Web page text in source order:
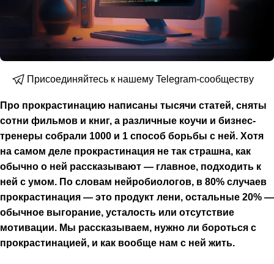
Присоединяйтесь к нашему Telegram-сообществу
Про прокрастинацию написаны тысячи статей, сняты
сотни фильмов и книг, а различные коучи и бизнес-
тренеры собрали 1000 и 1 способ борьбы с ней. Хотя
на самом деле прокрастинация не так страшна, как
обычно о ней рассказывают — главное, подходить к
ней с умом. По словам нейробиологов, в 80% случаев
прокрастинация — это продукт лени, остальные 20% —
обычное выгорание, усталость или отсутствие
мотивации. Мы рассказываем, нужно ли бороться с
прокрастинацией, и как вообще нам с ней жить.